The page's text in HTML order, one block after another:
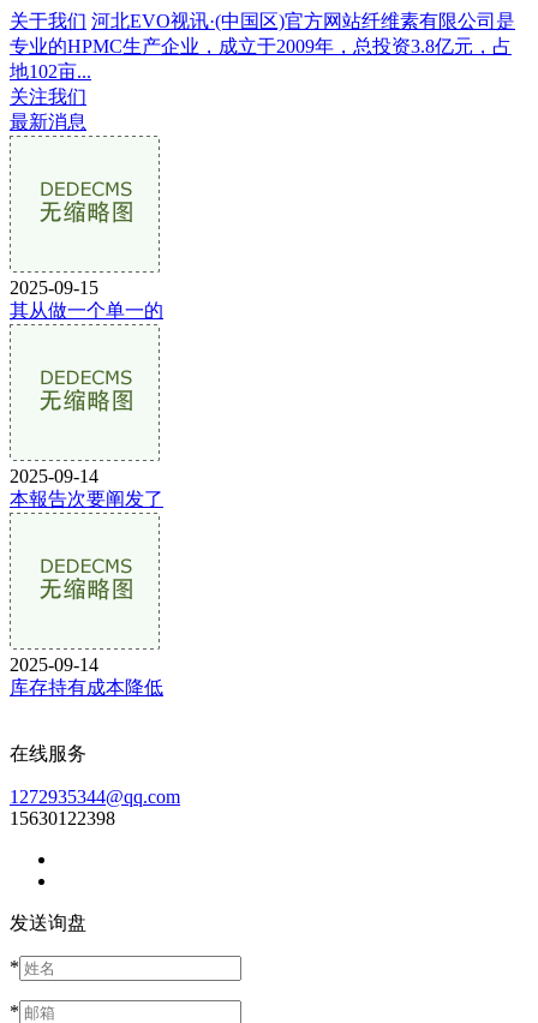
关于我们 河北EVO视讯·(中国区)官方网站纤维素有限公司是
专业的HPMC生产企业，成立于2009年，总投资3.8亿元，占
地102亩...
关注我们
最新消息
2025-09-15
其从做一个单一的
2025-09-14
本報告次要阐发了
2025-09-14
库存持有成本降低
在线服务
1272935344@qq.com
15630122398
发送询盘
*
*